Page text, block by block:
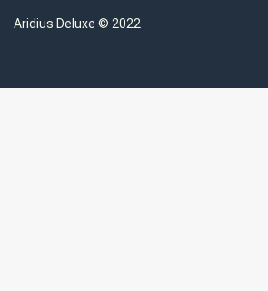
Aridius Deluxe © 2022